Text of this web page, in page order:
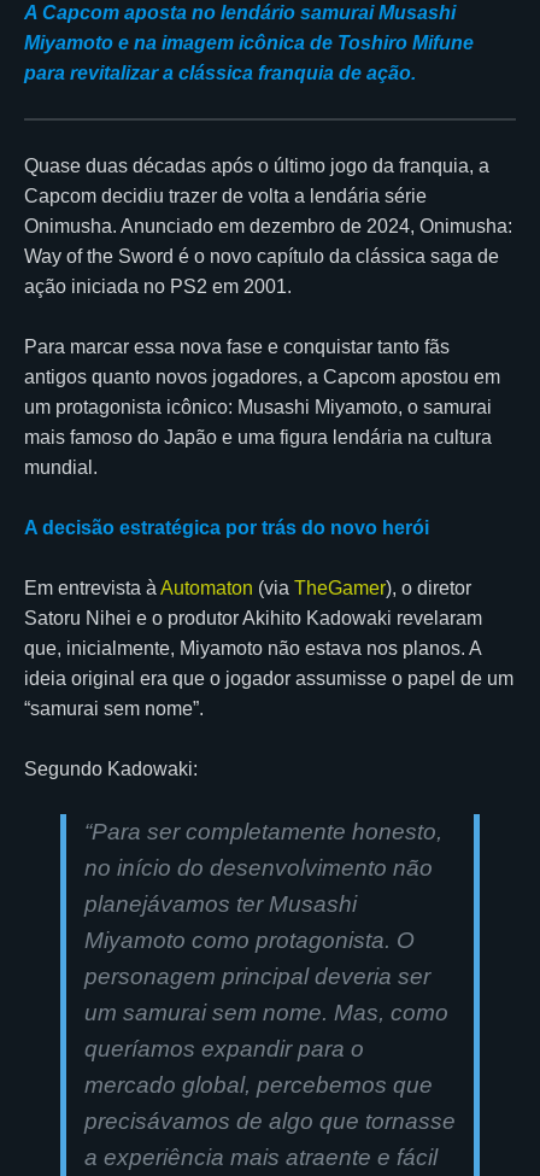
A Capcom aposta no lendário samurai Musashi
Miyamoto e na imagem icônica de Toshiro Mifune
para revitalizar a clássica franquia de ação.
Quase duas décadas após o último jogo da franquia, a
Capcom decidiu trazer de volta a lendária série
Onimusha. Anunciado em dezembro de 2024, Onimusha:
Way of the Sword é o novo capítulo da clássica saga de
ação iniciada no PS2 em 2001.
Para marcar essa nova fase e conquistar tanto fãs
antigos quanto novos jogadores, a Capcom apostou em
um protagonista icônico: Musashi Miyamoto, o samurai
mais famoso do Japão e uma figura lendária na cultura
mundial.
A decisão estratégica por trás do novo herói
Em entrevista à Automaton (via TheGamer), o diretor
Satoru Nihei e o produtor Akihito Kadowaki revelaram
que, inicialmente, Miyamoto não estava nos planos. A
ideia original era que o jogador assumisse o papel de um
“samurai sem nome”.
Segundo Kadowaki:
“Para ser completamente honesto,
no início do desenvolvimento não
planejávamos ter Musashi
Miyamoto como protagonista. O
personagem principal deveria ser
um samurai sem nome. Mas, como
queríamos expandir para o
mercado global, percebemos que
precisávamos de algo que tornasse
a experiência mais atraente e fácil